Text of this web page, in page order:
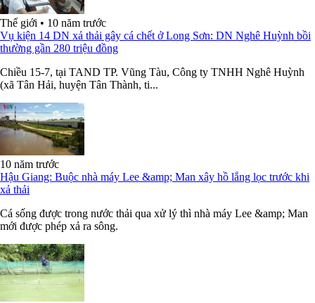
Thế giới • 10 năm trước
Vụ kiện 14 DN xả thải gây cá chết ở Long Sơn: DN Nghê Huỳnh bồi
thường gần 280 triệu đồng
Chiều 15-7, tại TAND TP. Vũng Tàu, Công ty TNHH Nghê Huỳnh
(xã Tân Hải, huyện Tân Thành, ti...
10 năm trước
Hậu Giang: Buộc nhà máy Lee &amp; Man xây hồ lắng lọc trước khi
xả thải
Cá sống được trong nước thải qua xử lý thì nhà máy Lee &amp; Man
mới được phép xả ra sông.